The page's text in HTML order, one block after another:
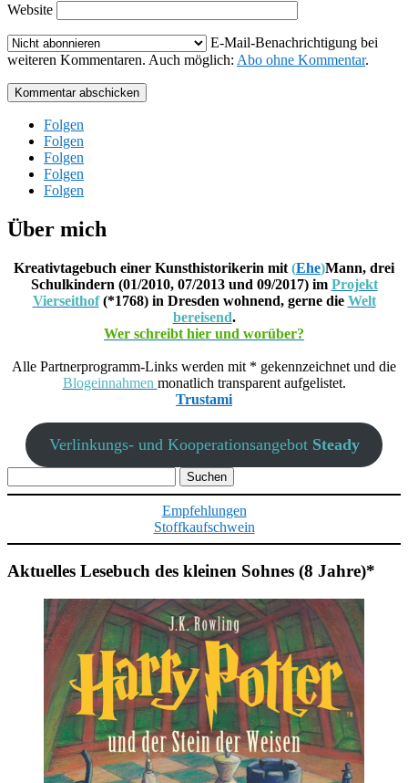
Website
E-Mail-Benachrichtigung bei
weiteren Kommentaren. Auch möglich: Abo ohne Kommentar.
Kommentar abschicken
Folgen
Folgen
Folgen
Folgen
Folgen
Über mich
Kreativtagebuch einer Kunsthistorikerin mit (Ehe)Mann, drei
Schulkindern (01/2010, 07/2013 und 09/2017) im Projekt
Vierseithof(*1768) in Dresden wohnend, gerne die Welt
bereisend.
Wer schreibt hier und worüber?
Alle Partnerprogramm-Links werden mit * gekennzeichnet und die
Blogeinnahmen monatlich transparent aufgelistet.
Trustami
Verlinkungs- und Kooperationsangebot Steady
nach:
Empfehlungen
Stoffkaufschwein
Aktuelles Lesebuch des kleinen Sohnes (8 Jahre)*